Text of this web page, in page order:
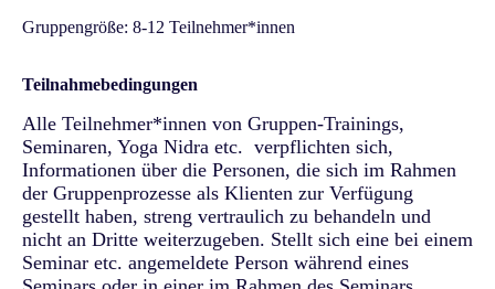
Gruppengröße: 8-12 Teilnehmer*innen
Teilnahmebedingungen
Alle Teilnehmer*innen von Gruppen-Trainings,
Seminaren, Yoga Nidra etc. verpflichten sich,
Informationen über die Personen, die sich im Rahmen
der Gruppenprozesse als Klienten zur Verfügung
gestellt haben, streng vertraulich zu behandeln und
nicht an Dritte weiterzugeben. Stellt sich eine bei einem
Seminar etc. angemeldete Person während eines